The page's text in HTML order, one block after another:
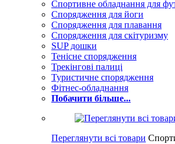
Спортивне обладнання для
Спорядження для йоги
Спорядження для плавання
Спорядження для скітуризму
SUP дошки
Тенісне спорядження
Трекінгові палиці
Туристичне спорядження
Фітнес-обладнання
Побачити більше...
Переглянути всі товари